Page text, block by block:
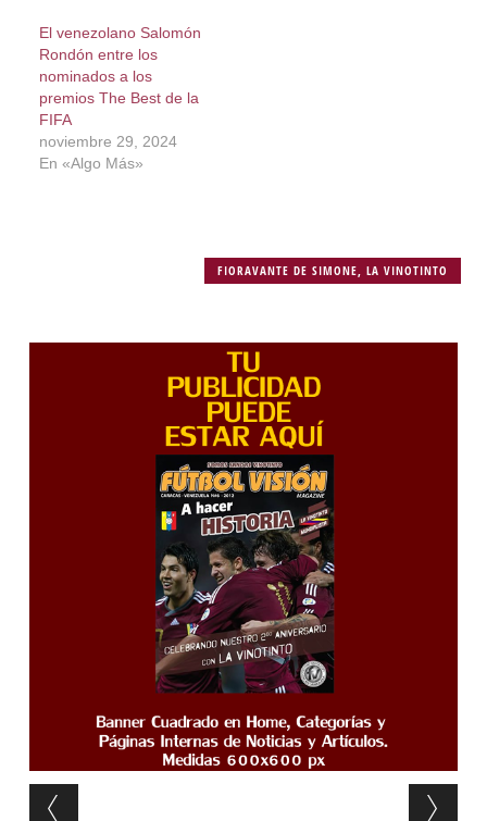
El venezolano Salomón
Rondón entre los
nominados a los
premios The Best de la
FIFA
noviembre 29, 2024
En «Algo Más»
FIORAVANTE DE SIMONE,LA VINOTINTO
Post navigation